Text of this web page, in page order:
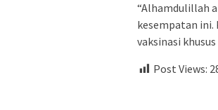
“Alhamdulillah
kesempatan ini.
vaksinasi
Post Views: